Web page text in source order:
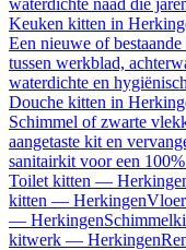
Keuken kitten in
Een nieuwe of
tussen werkblad,
waterdichte en
Douche kitten in
Schimmel of zwarte
aangetaste kit en
sanitairkit voor een
Toilet kitten —
kitten — Herkingen
— Herkingen
kitwerk — Herkingen